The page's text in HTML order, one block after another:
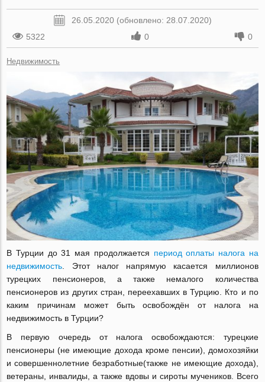
26.05.2020 (обновлено: 28.07.2020)
5322
0 0
Недвижимость
В Турции до 31 мая продолжается период оплаты налога на
недвижимость . Этот налог напрямую касается миллионов
турецких пенсионеров, а также немалого количества
пенсионеров из других стран, переехавших в Турцию. Кто и по
каким причинам может быть освобождён от налога на
недвижимость в Турции?
В первую очередь от налога освобождаются: турецкие
пенсионеры (не имеющие дохода кроме пенсии), домохозяйки
и совершеннолетние безработные(также не имеющие дохода),
ветераны, инвалиды, а также вдовы и сироты мучеников. Всего